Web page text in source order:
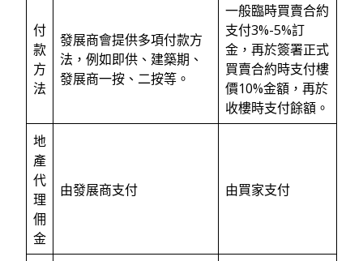
付
款
方
法
發展商會提供多項付款方
法，例如即供、建築期、
發展商一按、二按等。
一般臨時買賣合約
支付3%-5%訂
金，再於簽署正式
買賣合約時支付樓
價10%金額，再於
收樓時支付餘額。
地
產
代
理
佣
金
由發展商支付 由買家支付